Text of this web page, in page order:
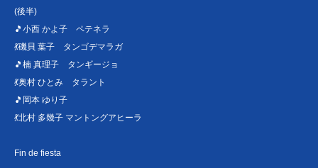
(後半)
🎵小西 かよ子 ペテネラ
💃磯貝 葉子 タンゴデマラガ
🎵楠 真理子 タンギージョ
💃奥村 ひとみ タラント
🎵岡本 ゆり子
💃北村 多幾子 マントングアヒーラ
Fin de fiesta